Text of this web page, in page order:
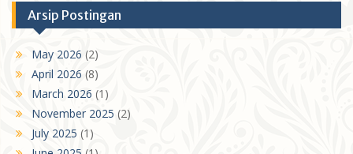
Arsip Postingan
May 2026 (2)
April 2026 (8)
March 2026 (1)
November 2025 (2)
July 2025 (1)